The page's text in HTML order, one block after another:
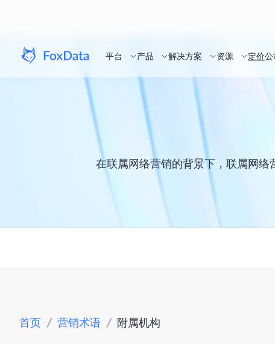
平台 产品 解决方案 资源 定价公
在联属网络营销的背景下，联属网络
首页 / 营销术语 / 附属机构